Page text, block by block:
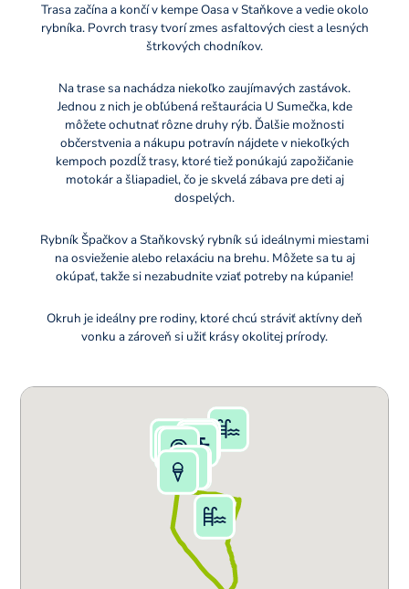
Trasa začína a končí v kempe Oasa v Staňkove a vedie okolo
rybníka. Povrch trasy tvorí zmes asfaltových ciest a lesných
štrkových chodníkov.
Na trase sa nachádza niekoľko zaujímavých zastávok.
Jednou z nich je obľúbená reštaurácia U Sumečka, kde
môžete ochutnať rôzne druhy rýb. Ďalšie možnosti
občerstvenia a nákupu potravín nájdete v niekoľkých
kempoch pozdĺž trasy, ktoré tiež ponúkajú zapožičanie
motokár a šliapadiel, čo je skvelá zábava pre deti aj
dospelých.
Rybník Špačkov a Staňkovský rybník sú ideálnymi miestami
na osvieženie alebo relaxáciu na brehu. Môžete sa tu aj
okúpať, takže si nezabudnite vziať potreby na kúpanie!
Okruh je ideálny pre rodiny, ktoré chcú stráviť aktívny deň
vonku a zároveň si užiť krásy okolitej prírody.